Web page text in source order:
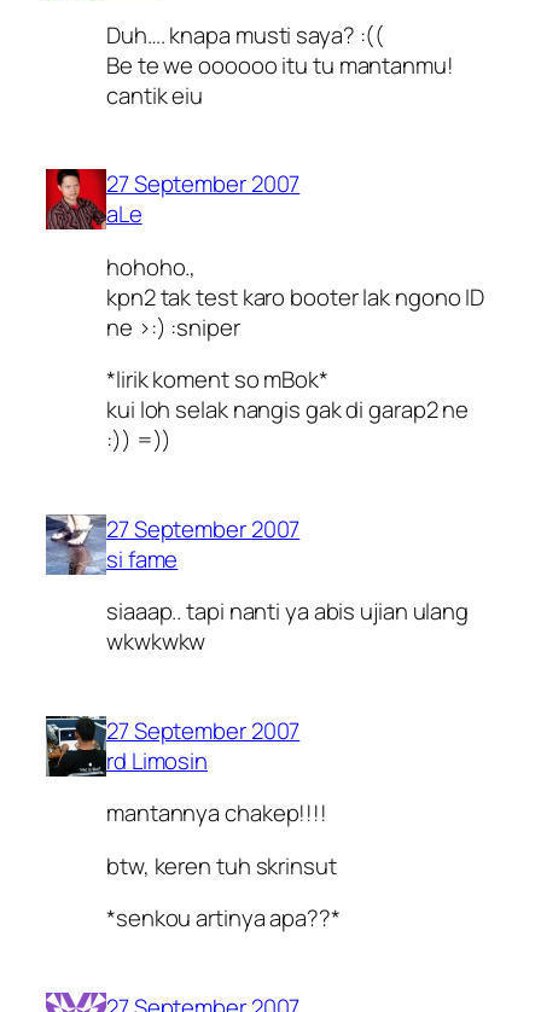
Duh…. knapa musti saya? :((
Be te we oooooo itu tu mantanmu!
cantik eiu
27 September 2007
aLe
hohoho.,
kpn2 tak test karo booter lak ngono ID
ne >:) :sniper
*lirik koment so mBok*
kui loh selak nangis gak di garap2 ne
:)) =))
27 September 2007
si fame
siaaap.. tapi nanti ya abis ujian ulang
wkwkwkw
27 September 2007
rd Limosin
mantannya chakep!!!!
btw, keren tuh skrinsut
*senkou artinya apa??*